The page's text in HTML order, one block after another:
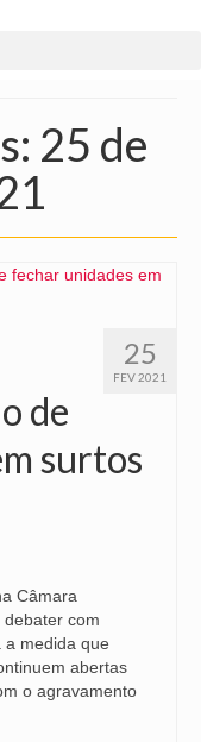
25 de
25
FEV 2021
de
surtos
Câmara
com
a medida que
abertas
o agravamento